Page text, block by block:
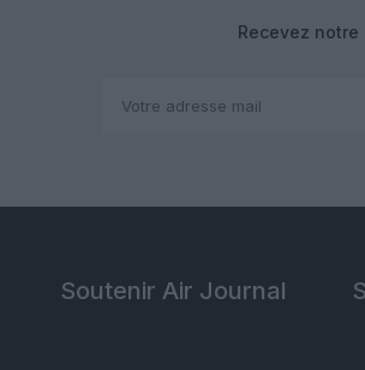
Recevez
Soutenir Air Journal